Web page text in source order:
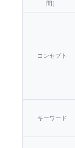
間）
コンセプト
キーワード